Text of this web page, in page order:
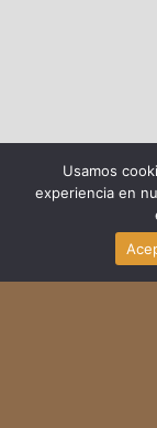
Usamos
experiencia en